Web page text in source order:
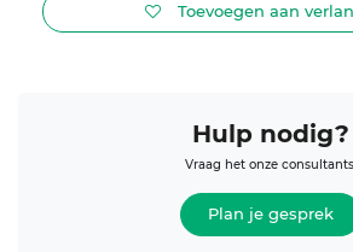
Toevoegen aan
Hulp nodig?
Vraag het onze
Plan je gesprek